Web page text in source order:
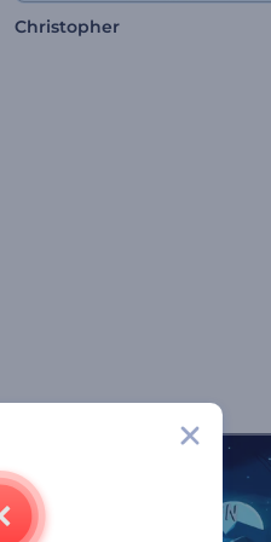
Christopher